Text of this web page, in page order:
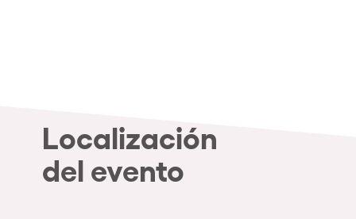
Localización
del evento